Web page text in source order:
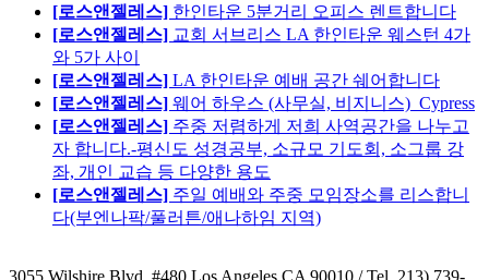
[로스앤젤레스] 한인타운 5분거리 오피스 렌트합니다
[로스앤젤레스] 교회 서브리스 LA 한인타운 웨스턴 4가
와 5가 사이
[로스앤젤레스] LA 한인타운 예배 공간 쉐어합니다
[로스앤젤레스] 웨어 하우스 (사무실, 비지니스)_Cypress
[로스앤젤레스] 주중 저렴하게 저희 사역공간을 나누고
자 합니다.-평신도 성경공부, 소규모 기도회, 소그룹 강
좌, 개인 교습 등 다양한 용도
[로스앤젤레스] 주일 예배와 주중 모임장소를 리스합니
다(부엔나팍/풀러튼/애나하임 지역)